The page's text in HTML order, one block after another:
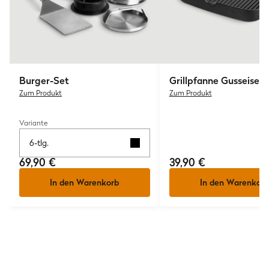
Links: nur auf Gussrosten einsetzbar
Burger-Set
Zum Produkt
Variante
6-tlg.
69,90 €
In den Warenkorb
Grillpfanne Gusseisen
Zum Produkt
39,90 €
In den Warenkorb